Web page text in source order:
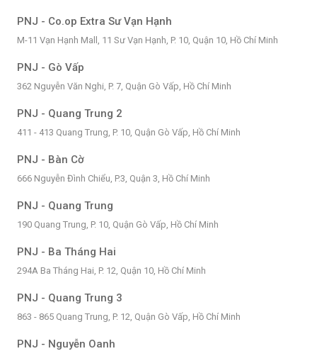
PNJ - Co.op Extra Sư Vạn Hạnh
M-11 Vạn Hạnh Mall, 11 Sư Vạn Hạnh, P. 10, Quận 10, Hồ Chí Minh
PNJ - Gò Vấp
362 Nguyễn Văn Nghi, P. 7, Quận Gò Vấp, Hồ Chí Minh
PNJ - Quang Trung 2
411 - 413 Quang Trung, P. 10, Quận Gò Vấp, Hồ Chí Minh
PNJ - Bàn Cờ
666 Nguyễn Đình Chiểu, P.3, Quận 3, Hồ Chí Minh
PNJ - Quang Trung
190 Quang Trung, P. 10, Quận Gò Vấp, Hồ Chí Minh
PNJ - Ba Tháng Hai
294A Ba Tháng Hai, P. 12, Quận 10, Hồ Chí Minh
PNJ - Quang Trung 3
863 - 865 Quang Trung, P. 12, Quận Gò Vấp, Hồ Chí Minh
PNJ - Nguyễn Oanh